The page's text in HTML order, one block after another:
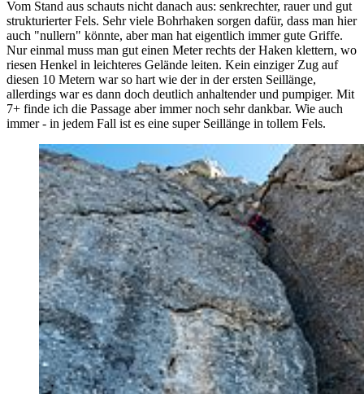
Vom Stand aus schauts nicht danach aus: senkrechter, rauer und gut
strukturierter Fels. Sehr viele Bohrhaken sorgen dafür, dass man hier
auch "nullern" könnte, aber man hat eigentlich immer gute Griffe.
Nur einmal muss man gut einen Meter rechts der Haken klettern, wo
riesen Henkel in leichteres Gelände leiten. Kein einziger Zug auf
diesen 10 Metern war so hart wie der in der ersten Seillänge,
allerdings war es dann doch deutlich anhaltender und pumpiger. Mit
7+ finde ich die Passage aber immer noch sehr dankbar. Wie auch
immer - in jedem Fall ist es eine super Seillänge in tollem Fels.